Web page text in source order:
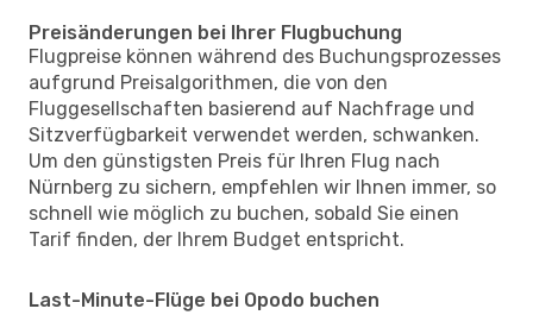
Preisänderungen bei Ihrer Flugbuchung
Flugpreise können während des Buchungsprozesses
aufgrund Preisalgorithmen, die von den
Fluggesellschaften basierend auf Nachfrage und
Sitzverfügbarkeit verwendet werden, schwanken.
Um den günstigsten Preis für Ihren Flug nach
Nürnberg zu sichern, empfehlen wir Ihnen immer, so
schnell wie möglich zu buchen, sobald Sie einen
Tarif finden, der Ihrem Budget entspricht.
Last-Minute-Flüge bei Opodo buchen